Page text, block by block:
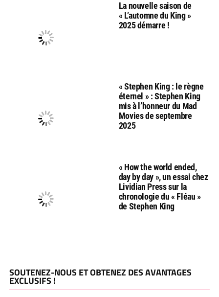
La nouvelle saison de
« L’automne du King »
2025 démarre !
« Stephen King : le règne
éternel » : Stephen King
mis à l’honneur du Mad
Movies de septembre
2025
« How the world ended,
day by day », un essai chez
Lividian Press sur la
chronologie du « Fléau »
de Stephen King
SOUTENEZ-NOUS ET OBTENEZ DES AVANTAGES
EXCLUSIFS !